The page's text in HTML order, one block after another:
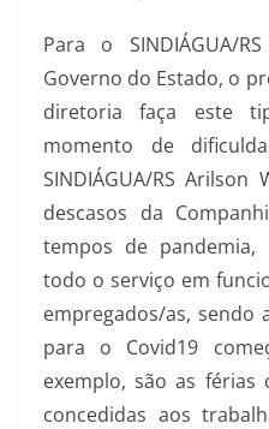
Para o SINDIÁGUA/
Governo do Estado, o
diretoria faça este
momento de
SINDIÁGUA/RS
descasos da
tempos de
todo o serviço em
empregados/as, sendo
para o Covid19
exemplo, são as férias
concedidas aos